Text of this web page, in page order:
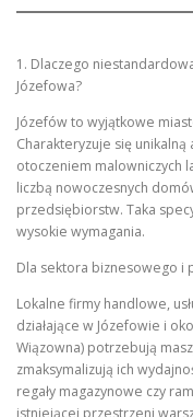
1. Dlaczego
Józefowa?
Józefów to wyjątkowe
Charakteryzuje się
otoczeniem malowniczych
liczbą nowoczesnych
przedsiębiorstw. Taka
wysokie wymagania.
Dla sektora biznesowego i
Lokalne firmy handlowe,
działające w Józefowie i
Wiązowna) potrzebują
zmaksymalizują ich
regały magazynowe czy